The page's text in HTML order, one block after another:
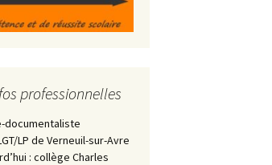
professionnelles
documentaliste
LP de Verneuil-sur-Avre
: collège Charles